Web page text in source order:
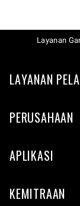
Layanan
LAYANAN
PERUSAHAAN
APLIKASI
KEMITRAAN